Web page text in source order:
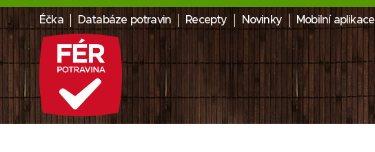
Éčka Databáze potravin Recepty Novinky Mobilní aplikace